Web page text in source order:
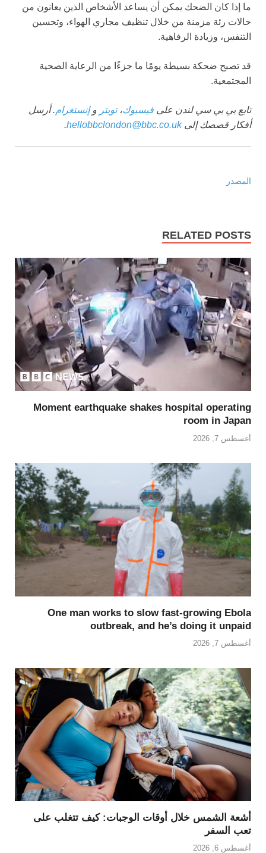
ما إذا كان الضحك يمكن أن يساعد الأشخاص الذين يعانون من
حالات رئة مزمنة من خلال تنظيف مجاري الهواء، وتحسين
التنفس، وزيادة الرفاهية.
قد تصبح ضحكة بسيطة يومًا ما جزءًا من الرعاية الصحية
المجتمعية.
تابع بي بي سي لندن على فيسبوك،تويتر وإنستغرام. أرسل
أفكار قصصك إلىhellobbclondon@bbc.co.uk
.
المصدر
RELATED POSTS
Moment earthquake shakes hospital operating
room in Japan
أغسطس 7, 2026
One man works to slow fast-growing Ebola
outbreak, and he’s doing it unpaid
أغسطس 7, 2026
أشعة الشمس خلال أوقات الوجبات: كيف تتغلب على
تعب السفر
أغسطس 6, 2026